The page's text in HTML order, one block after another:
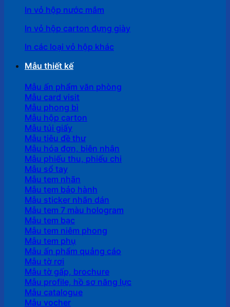
In vỏ hộp nước mắm
In vỏ hộp carton đựng giày
In các loại vỏ hộp khác
Mẫu thiết kế
Mẫu ấn phẩm văn phòng
Mẫu card visit
Mẫu phong bì
Mẫu hộp carton
Mẫu túi giấy
Mẫu tiêu đề thư
Mẫu hóa đơn, biên nhận
Mẫu phiếu thu, phiếu chi
Mẫu sổ tay
Mẫu tem nhãn
Mẫu tem bảo hành
Mẫu sticker nhãn dán
Mẫu tem 7 màu hologram
Mẫu tem bạc
Mẫu tem niêm phong
Mẫu tem phụ
Mẫu ấn phẩm quảng cáo
Mẫu tờ rơi
Mẫu tờ gấp, brochure
Mẫu profile, hồ sơ năng lực
Mẫu catalogue
Mẫu vocher